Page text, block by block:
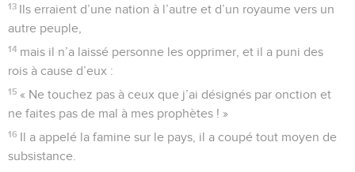
13 Ils erraient d’une nation à l’autre et d’un royaume vers un
autre peuple,
14 mais il n’a laissé personne les opprimer, et il a puni des
rois à cause d’eux :
15 « Ne touchez pas à ceux que j’ai désignés par onction et
ne faites pas de mal à mes prophètes ! »
16 Il a appelé la famine sur le pays, il a coupé tout moyen de
subsistance.